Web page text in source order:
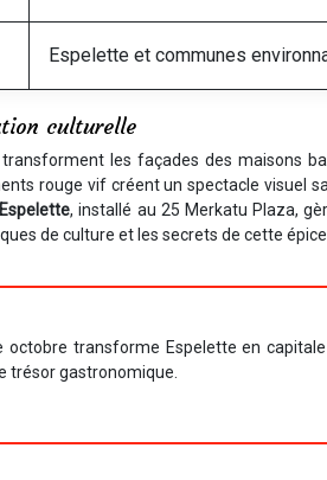
Espelette et communes
culturelle
les façades des maisons
rouge vif créent un spectacle visuel
, installé au 25 Merkatu Plaza,
de culture et les secrets de cette
octobre transforme Espelette en
trésor gastronomique.